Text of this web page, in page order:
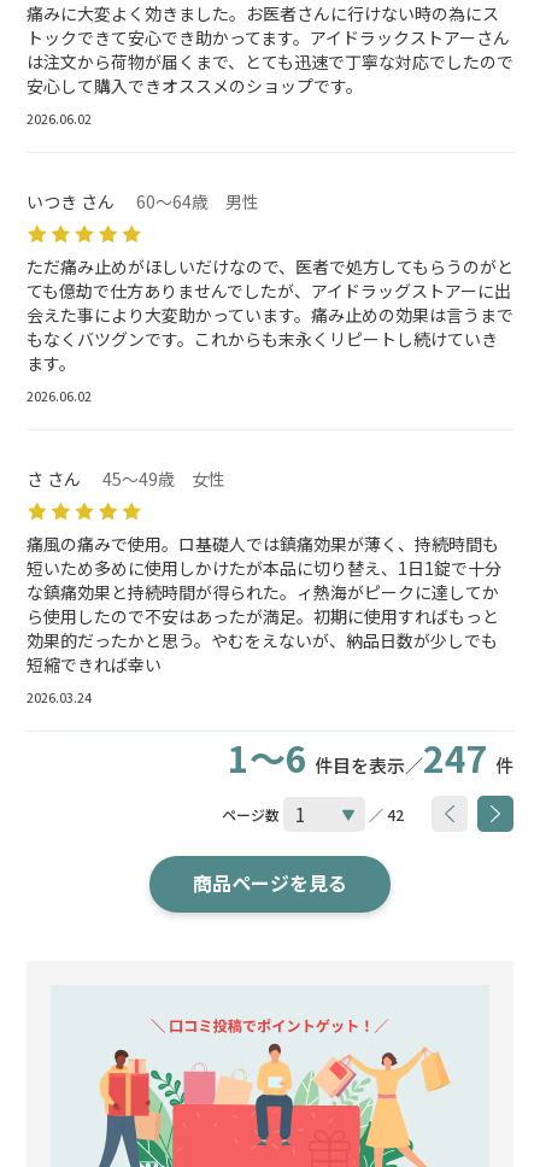
痛みに大変よく効きました。お医者さんに行けない時の為にス
トックできて安心でき助かってます。アイドラックストアーさん
は注文から荷物が届くまで、とても迅速で丁寧な対応でしたので
安心して購入できオススメのショップです。
2026.06.02
いつき さん 60～64歳 男性
ただ痛み止めがほしいだけなので、医者で処方してもらうのがと
ても億劫で仕方ありませんでしたが、アイドラッグストアーに出
会えた事により大変助かっています。痛み止めの効果は言うまで
もなくバツグンです。これからも末永くリピートし続けていき
ます。
2026.06.02
さ さん 45～49歳 女性
痛風の痛みで使用。ロ基礎人では鎮痛効果が薄く、持続時間も
短いため多めに使用しかけたが本品に切り替え、1日1錠で十分
な鎮痛効果と持続時間が得られた。ィ熱海がピークに達してか
ら使用したので不安はあったが満足。初期に使用すればもっと
効果的だったかと思う。やむをえないが、納品日数が少しでも
短縮できれば幸い
2026.03.24
1～6 件目を表示／247 件
ページ数 ／ 42
商品ページを見る